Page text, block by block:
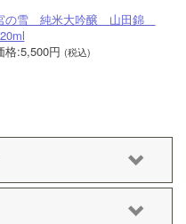
の雪 純米大吟醸 山田錦
格:5,500円 (税込)